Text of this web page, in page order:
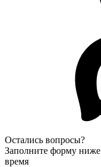
Остались вопросы?
Заполните форму
время